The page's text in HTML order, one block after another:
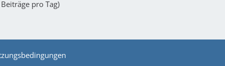
pro Tag)